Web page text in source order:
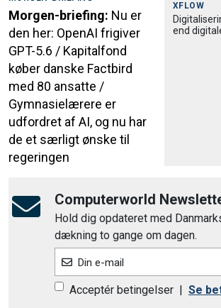
Morgen-briefing: Nu er
den her: OpenAI frigiver
GPT-5.6 / Kapitalfond
køber danske Factbird
med 80 ansatte /
Gymnasielærere er
udfordret af AI, og nu har
de et særligt ønske til
regeringen
XFLOW
end
Computerworld
Hold dig opdateret med
dækning to gange om dagen.
Din e-mail
Acceptér betingelser | Se